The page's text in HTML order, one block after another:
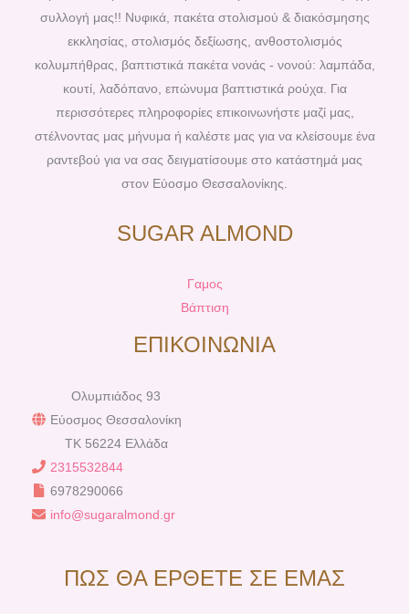
o
o
k
r
e
s
t
g
r
a
m
b
συλλογή μας!! Νυφικά, πακέτα στολισμού & διακόσμησης
εκκλησίας, στολισμός δεξίωσης, ανθοστολισμός
κολυμπήθρας, βαπτιστικά πακέτα νονάς - νονού: λαμπάδα,
κουτί, λαδόπανο, επώνυμα βαπτιστικά ρούχα. Για
περισσότερες πληροφορίες επικοινωνήστε μαζί μας,
στέλνοντας μας μήνυμα ή καλέστε μας για να κλείσουμε ένα
ραντεβού για να σας δειγματίσουμε στο κατάστημά μας
στον Εύοσμο Θεσσαλονίκης.
SUGAR ALMOND
Γαμος
Βάπτιση
ΕΠΙΚΟΙΝΩΝΙΑ
Ολυμπιάδος 93
Εύοσμος Θεσσαλονίκη
TK 56224 Ελλάδα
2315532844
6978290066
info@sugaralmond.gr
ΠΩΣ ΘΑ ΕΡΘΕΤΕ ΣΕ ΕΜΑΣ